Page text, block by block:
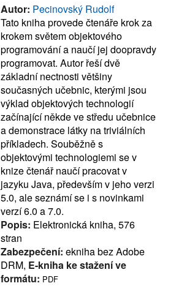
Autor: Pecinovský Rudolf
Tato kniha provede čtenáře krok za
krokem světem objektového
programování a naučí jej doopravdy
programovat. Autor řeší dvě
základní nectnosti většiny
současných učebnic, kterými jsou
výklad objektových technologií
začínající někde ve středu učebnice
a demonstrace látky na triviálních
příkladech. Souběžně s
objektovými technologiemi se v
knize čtenář naučí pracovat v
jazyku Java, především v jeho verzi
5.0, ale seznámí se i s novinkami
verzí 6.0 a 7.0.
Popis: Elektronická kniha, 576
stran
Zabezpečení: ekniha bez Adobe
DRM, E-kniha ke stažení ve
formátu: PDF